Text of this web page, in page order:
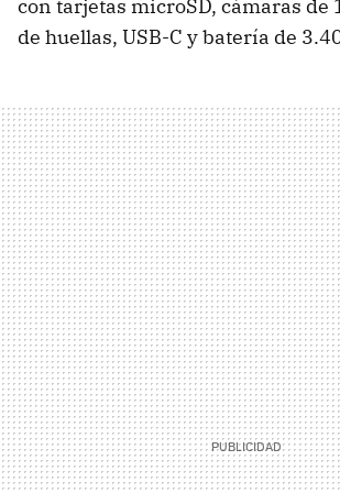
con tarjetas microSD, cámaras de
de huellas, USB-C y batería de